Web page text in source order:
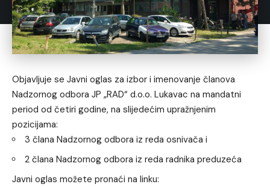
Objavljuje se Javni oglas za izbor i imenovanje članova
Nadzornog odbora JP „RAD“ d.o.o. Lukavac na mandatni
period od četiri godine, na slijedećim upražnjenim
pozicijama:
3 člana Nadzornog odbora iz reda osnivača i
2 člana Nadzornog odbora iz reda radnika preduzeća
Javni oglas možete pronaći na linku: